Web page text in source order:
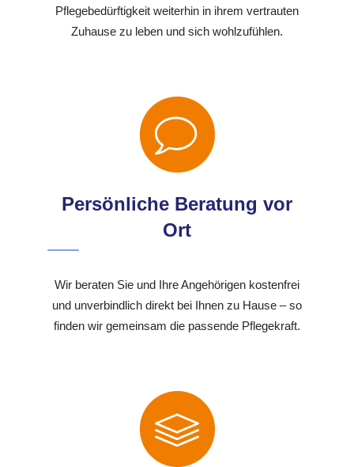
Pflegebedürftigkeit weiterhin in ihrem vertrauten
Zuhause zu leben und sich wohlzufühlen.
Persönliche Beratung vor
Ort
Wir beraten Sie und Ihre Angehörigen kostenfrei
und unverbindlich direkt bei Ihnen zu Hause – so
finden wir gemeinsam die passende Pflegekraft.